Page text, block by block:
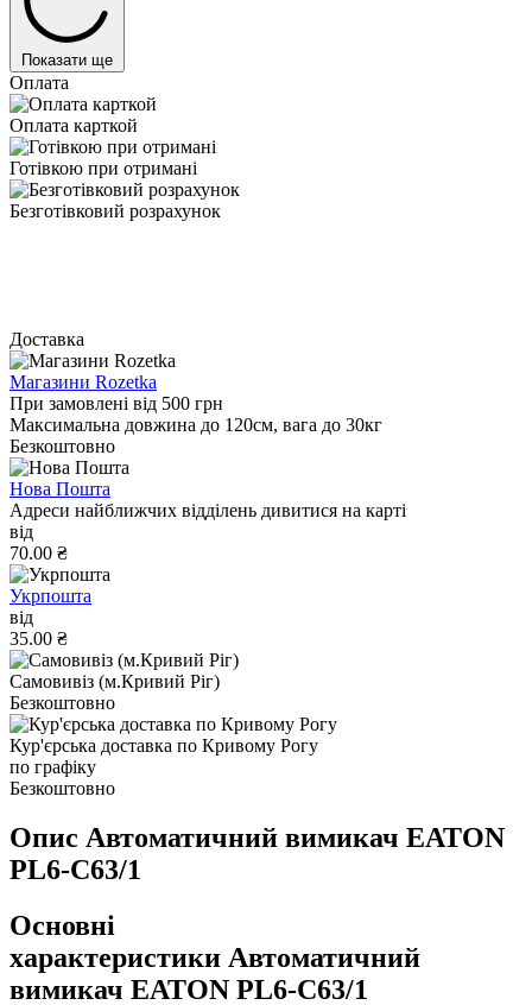
Показати ще
Оплата
Оплата карткой
Готівкою при отримані
Безготівковий розрахунок
Доставка
Магазини Rozetka
При замовлені від 500 грн
Максимальна довжина до 120см, вага до 30кг
Безкоштовно
Нова Пошта
Адреси найближчих відділень дивитися на карті
від
70.00 ₴
Укрпошта
від
35.00 ₴
Самовивіз (м.Кривий Ріг)
Безкоштовно
Кур'єрська доставка по Кривому Рогу
по графіку
Безкоштовно
Опис Автоматичний вимикач EATON
PL6-C63/1
Основні
характеристики Автоматичний
вимикач EATON PL6-C63/1